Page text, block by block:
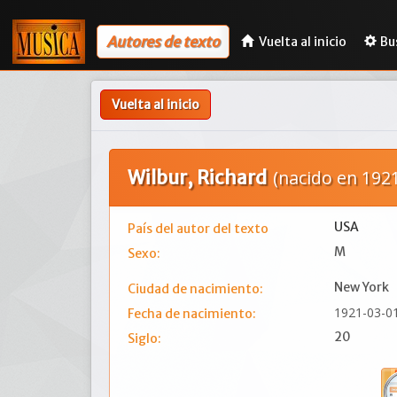
Autores de texto Vuelta al inicio
Vuelta al inicio
Wilbur, Richard (nacido en
País del autor del texto
USA
Sexo:
M
Ciudad de nacimiento:
New York
Fecha de nacimiento:
1921-03-01
Siglo: 20